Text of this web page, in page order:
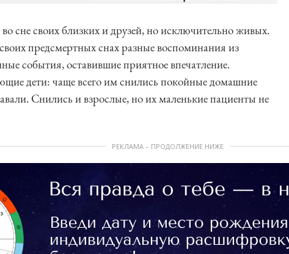
сне своих близких и друзей, но исключительно живых.
предсмертных снах разные воспоминания из
события, оставившие приятное впечатление.
дети: чаще всего им снились покойные домашние
Снились и взрослые, но их маленькие пациенты не
РЕКЛАМА – ПРОДОЛЖЕНИЕ НИЖЕ